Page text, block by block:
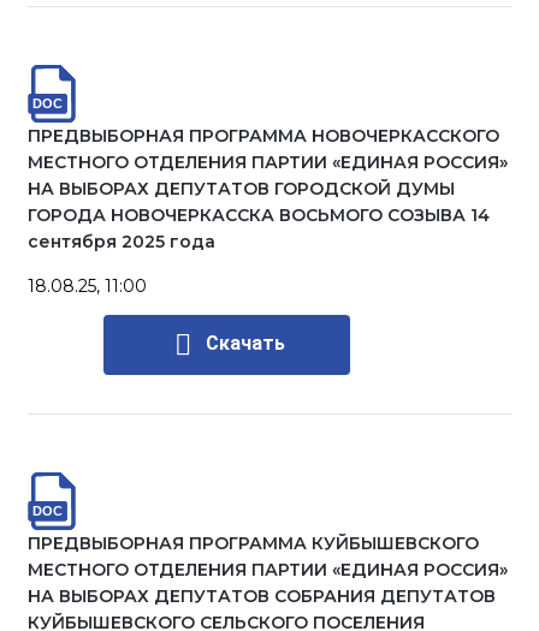
ПРЕДВЫБОРНАЯ ПРОГРАММА НОВОЧЕРКАССКОГО
МЕСТНОГО ОТДЕЛЕНИЯ ПАРТИИ «ЕДИНАЯ РОССИЯ»
НА ВЫБОРАХ ДЕПУТАТОВ ГОРОДСКОЙ ДУМЫ
ГОРОДА НОВОЧЕРКАССКА ВОСЬМОГО СОЗЫВА 14
сентября 2025 года
18.08.25, 11:00
Скачать
ПРЕДВЫБОРНАЯ ПРОГРАММА КУЙБЫШЕВСКОГО
МЕСТНОГО ОТДЕЛЕНИЯ ПАРТИИ «ЕДИНАЯ РОССИЯ»
НА ВЫБОРАХ ДЕПУТАТОВ СОБРАНИЯ ДЕПУТАТОВ
КУЙБЫШЕВСКОГО СЕЛЬСКОГО ПОСЕЛЕНИЯ